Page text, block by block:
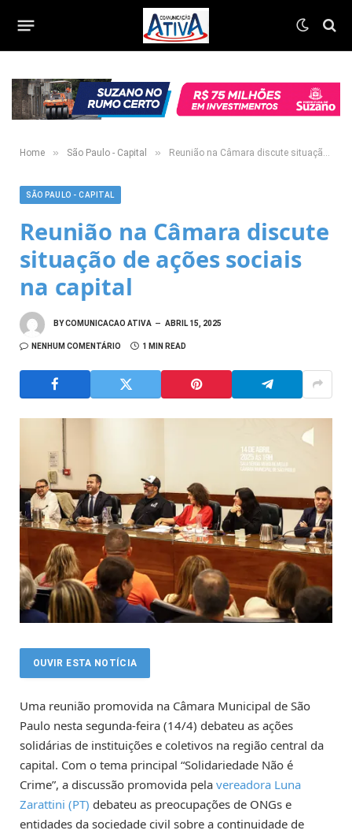
Home » São Paulo - Capital » Reunião na Câmara discute situação de ações sociais na capital
SÃO PAULO - CAPITAL
Reunião na Câmara discute
situação de ações sociais
na capital
BYCOMUNICACAO ATIVA ABRIL 15, 2025
NENHUM COMENTÁRIO 1 MIN READ
OUVIR ESTA NOTÍCIA
Uma reunião promovida na Câmara Municipal de São
Paulo nesta segunda-feira (14/4) debateu as ações
solidárias de instituições e coletivos na região central da
capital. Com o tema principal “Solidariedade Não é
Crime”, a discussão promovida pela vereadora Luna
Zarattini (PT) debateu as preocupações de ONGs e
entidades da sociedade civil sobre a continuidade de